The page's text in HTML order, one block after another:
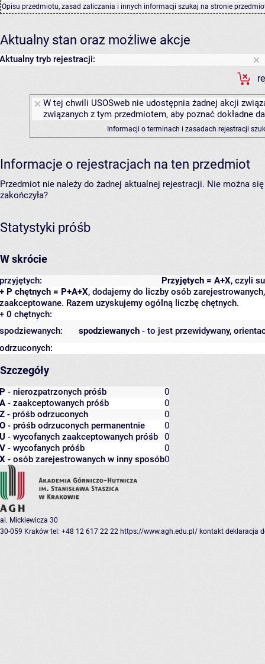
Opisu przedmiotu, zasad zaliczania i innych informacji szukaj na stronie
Aktualny stan oraz możliwe akcje
Aktualny tryb rejestracji:
W tej chwili USOSweb nie udostępnia żadnej akcji
związanych z tym przedmiotem, aby poznać dokładne
Informacji o terminach i zasadach rejestracji
Informacje o rejestracjach na ten przedmiot
Przedmiot nie należy do żadnej aktualnej rejestracji. Nie można
zakończyła?
Statystyki próśb
W skrócie
Przyjętych = A+X, czyli
przyjętych:
+ P chętnych = P+A+X, dodajemy do liczby osób
zaakceptowane. Razem uzyskujemy ogólną liczbę chętnych.
+ 0 chętnych:
spodziewanych - to jest przewidywany,
spodziewanych:
odrzuconych:
Szczegóły
P - nierozpatrzonych próśb
0
A - zaakceptowanych próśb
0
Z - próśb odrzuconych
0
O - próśb odrzuconych permanentnie
0
U - wycofanych zaakceptowanych próśb
0
V - wycofanych próśb
0
X - osób zarejestrowanych w inny sposób0
al. Mickiewicza 30
30-059 Kraków tel: +48 12 617 22 22 https://www.agh.edu.pl/ kontakt deklaracja